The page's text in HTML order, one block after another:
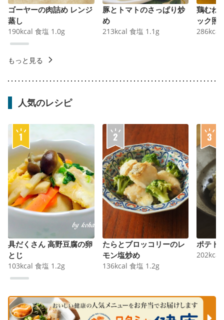
ゴーヤーの肉詰め レンジ
蒸し
190kcal 食塩 1.0g
豚とトマトのさっぱり炒
め
213kcal 食塩 1.1 g
鶏むね
ック照
286kcal
もっと見る
人気のレシピ
具だくさん 高野豆腐の卵
とじ
103kcal 食塩 1.2g
たらとブロッコリーのレ
モン塩炒め
136kcal 食塩 1.2g
ポテト
202kcal